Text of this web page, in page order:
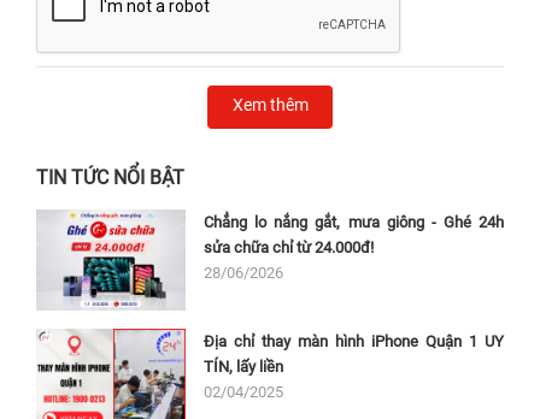
Xem thêm
TIN TỨC NỔI BẬT
Chẳng lo nắng gắt, mưa giông - Ghé 24h
sửa chữa chỉ từ 24.000đ!
28/06/2026
Địa chỉ thay màn hình iPhone Quận 1 UY
TÍN, lấy liền
02/04/2025